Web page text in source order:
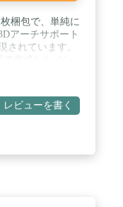
梱包で、単純に
アーチサポート
されています。
富で、動きより
ルな機能が持
ことで快適差が
み込むホールド
感を実現し、ア
レビューを書く